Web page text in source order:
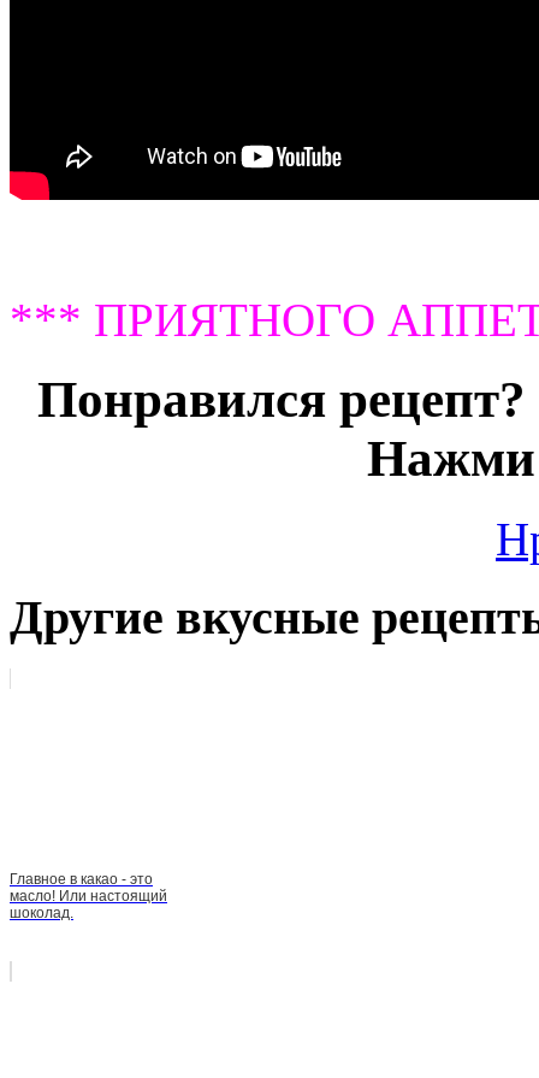
*** ПРИЯТНОГО
Понравился
Нажми
Другие вкусные
Главное в какао - это
масло! Или настоящий
шоколад.